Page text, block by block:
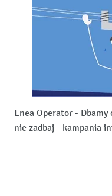
Enea Operator -
nie zadbaj - kampania